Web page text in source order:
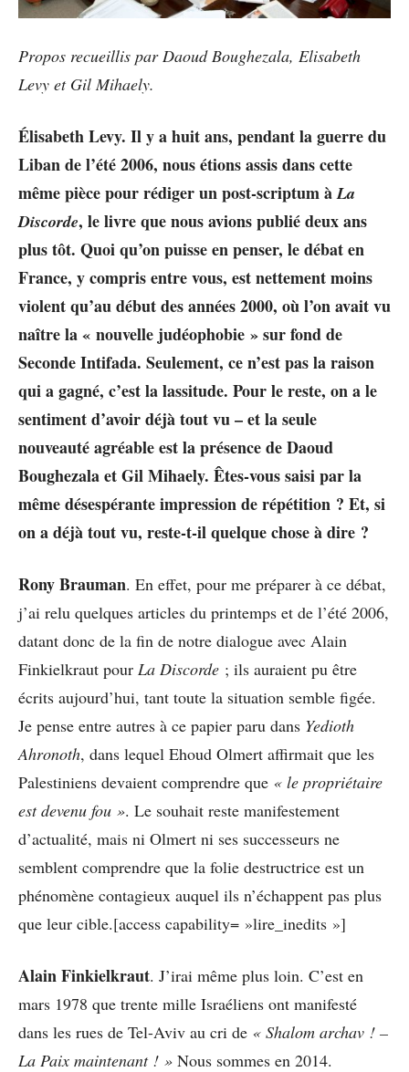
Propos recueillis par Daoud Boughezala, Elisabeth
Levy et Gil Mihaely.
Élisabeth Levy. Il y a huit ans, pendant la guerre du
Liban de l’été 2006, nous étions assis dans cette
même pièce pour rédiger un post-scriptum àLa
Discorde, le livre que nous avions publié deux ans
plus tôt. Quoi qu’on puisse en penser, le débat en
France, y compris entre vous, est nettement moins
violent qu’au début des années 2000, où l’on avait vu
naître la « nouvelle judéophobie » sur fond de
Seconde Intifada. Seulement, ce n’est pas la raison
qui a gagné, c’est la lassitude. Pour le reste, on a le
sentiment d’avoir déjà tout vu – et la seule
nouveauté agréable est la présence de Daoud
Boughezala et Gil Mihaely. Êtes-vous saisi par la
même désespérante impression de répétition ? Et, si
on a déjà tout vu, reste-t-il quelque chose à dire ?
Rony Brauman. En effet, pour me préparer à ce débat,
j’ai relu quelques articles du printemps et de l’été 2006,
datant donc de la fin de notre dialogue avec Alain
Finkielkraut pour La Discorde ; ils auraient pu être
écrits aujourd’hui, tant toute la situation semble figée.
Je pense entre autres à ce papier paru dans Yedioth
Ahronoth, dans lequel Ehoud Olmert affirmait que les
Palestiniens devaient comprendre que « le propriétaire
est devenu fou ». Le souhait reste manifestement
d’actualité, mais ni Olmert ni ses successeurs ne
semblent comprendre que la folie destructrice est un
phénomène contagieux auquel ils n’échappent pas plus
que leur cible.[access capability= »lire_inedits »]
Alain Finkielkraut. J’irai même plus loin. C’est en
mars 1978 que trente mille Israéliens ont manifesté
dans les rues de Tel-Aviv au cri de « Shalom archav ! –
La Paix maintenant ! » Nous sommes en 2014.